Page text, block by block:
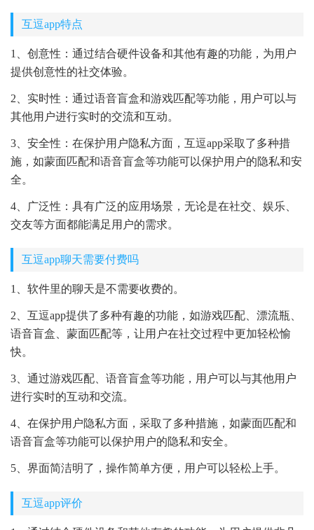
互逗app特点
1、创意性：通过结合硬件设备和其他有趣的功能，为用户
提供创意性的社交体验。
2、实时性：通过语音盲盒和游戏匹配等功能，用户可以与
其他用户进行实时的交流和互动。
3、安全性：在保护用户隐私方面，互逗app采取了多种措
施，如蒙面匹配和语音盲盒等功能可以保护用户的隐私和安
全。
4、广泛性：具有广泛的应用场景，无论是在社交、娱乐、
交友等方面都能满足用户的需求。
互逗app聊天需要付费吗
1、软件里的聊天是不需要收费的。
2、互逗app提供了多种有趣的功能，如游戏匹配、漂流瓶、
语音盲盒、蒙面匹配等，让用户在社交过程中更加轻松愉
快。
3、通过游戏匹配、语音盲盒等功能，用户可以与其他用户
进行实时的互动和交流。
4、在保护用户隐私方面，采取了多种措施，如蒙面匹配和
语音盲盒等功能可以保护用户的隐私和安全。
5、界面简洁明了，操作简单方便，用户可以轻松上手。
互逗app评价